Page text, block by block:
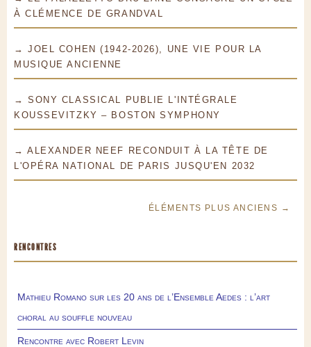
À CLÉMENCE DE GRANDVAL
→ JOEL COHEN (1942-2026), UNE VIE POUR LA
MUSIQUE ANCIENNE
→ SONY CLASSICAL PUBLIE L'INTÉGRALE
KOUSSEVITZKY – BOSTON SYMPHONY
→ ALEXANDER NEEF RECONDUIT À LA TÊTE DE
L'OPÉRA NATIONAL DE PARIS JUSQU'EN 2032
ÉLÉMENTS PLUS ANCIENS →
RENCONTRES
Mathieu Romano sur les 20 ans de l’Ensemble Aedes : l’art
choral au souffle nouveau
Rencontre avec Robert Levin